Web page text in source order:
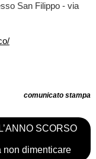
San Filippo - via
comunicato stampa
SCORSO
non dimenticare